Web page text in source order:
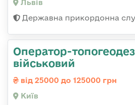
Львів
Державна прикордонна
Опеpатоp-
військовий
від 25000 до 125000 грн
Київ